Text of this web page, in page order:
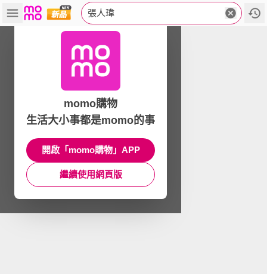
張人瑋
momo購物
生活大小事都是momo的事
開啟「momo購物」APP
繼續使用網頁版